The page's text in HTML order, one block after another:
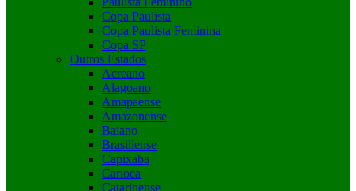
Copa Paulista
Copa Paulista Feminina
Copa SP
Outros Estados
Acreano
Alagoano
Amapaense
Amazonense
Baiano
Brasiliense
Capixaba
Carioca
Catarinense